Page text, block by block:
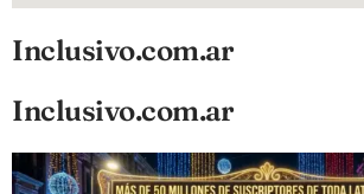
Inclusivo.com.ar
Inclusivo.com.ar